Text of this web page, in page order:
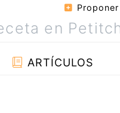
ARTÍCULOS